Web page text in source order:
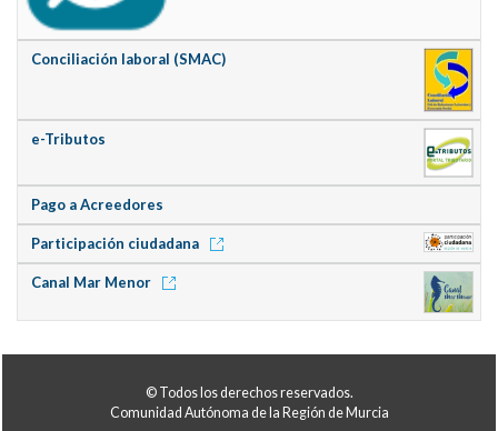
Conciliación laboral (SMAC)
e-Tributos
Pago a Acreedores
Participación ciudadana
Canal Mar Menor
© Todos los derechos reservados.
Comunidad Autónoma de la Región de Murcia